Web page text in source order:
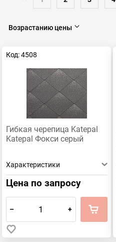
Возрастанию цены
Код: 4508
Гибкая черепица Katepal
Katepal Фокси серый
Характеристики
Цена по запросу
– +